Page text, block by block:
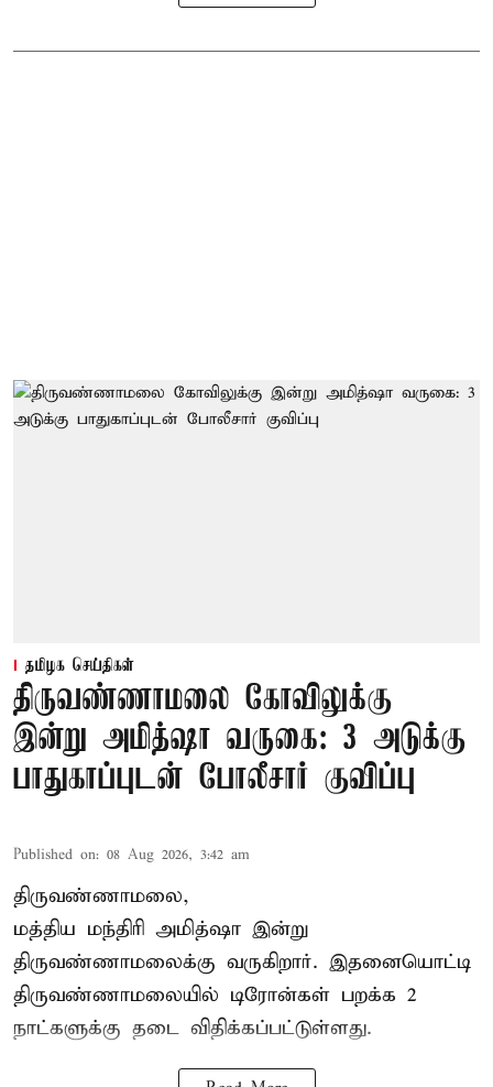
தமிழக செய்திகள்
திருவண்ணாமலை கோவிலுக்கு
இன்று அமித்ஷா வருகை: 3 அடுக்கு
பாதுகாப்புடன் போலீசார் குவிப்பு
Published on: 08 Aug 2026, 3:42 am
திருவண்ணாமலை,
மத்திய மந்திரி அமித்ஷா இன்று
திருவண்ணாமலைக்கு வருகிறார். இதனையொட்டி
திருவண்ணாமலையில் டிரோன்கள் பறக்க 2
நாட்களுக்கு தடை விதிக்கப்பட்டுள்ளது.